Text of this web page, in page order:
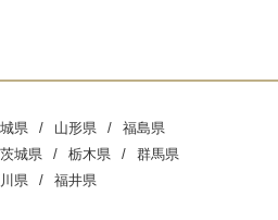
県 山形県 福島県
茨城県 栃木県 群馬県
県 福井県